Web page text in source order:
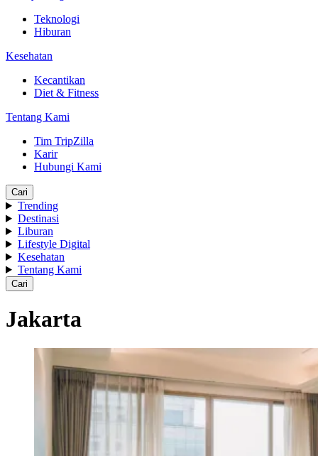
Teknologi
Hiburan
Kesehatan
Kecantikan
Diet & Fitness
Tentang Kami
Tim TripZilla
Karir
Hubungi Kami
Cari
Trending
Destinasi
Liburan
Lifestyle Digital
Kesehatan
Tentang Kami
Cari
Jakarta